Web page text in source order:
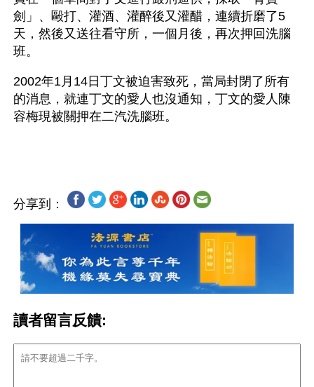
劍」、毆打、灌酒、灌醉後又灌醋，連續折磨了5
天，然後又送往看守所，一個月後，再次押回洗腦
班。
2002年1月14日丁文被迫害致死，當局封閉了所有
的消息，就連丁文的愛人也沒通知，丁文的愛人陳
容梅現被關押在二汽洗腦班。
分享到：
讀者留言反饋: